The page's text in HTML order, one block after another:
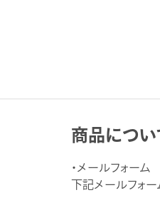
商品につ
・メールフォーム
下記メールフォ